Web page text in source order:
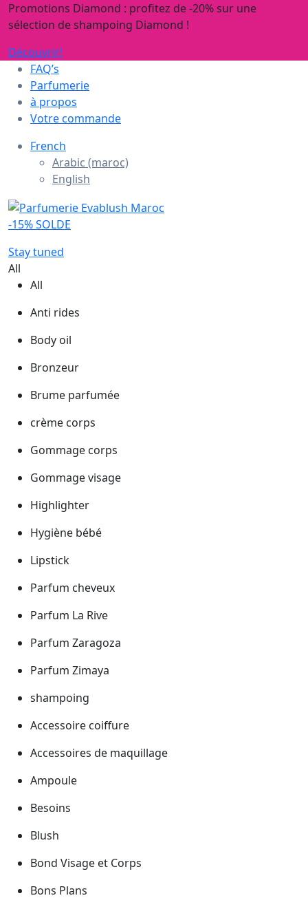
Promotions Diamond : profitez de -20% sur une
sélection de shampoing Diamond !
Découvrir!
FAQ’s
Parfumerie
à propos
Votre commande
French
Arabic (maroc)
English
-15% SOLDE
Stay tuned
All
All
Anti rides
Body oil
Bronzeur
Brume parfumée
crème corps
Gommage corps
Gommage visage
Highlighter
Hygiène bébé
Lipstick
Parfum cheveux
Parfum La Rive
Parfum Zaragoza
Parfum Zimaya
shampoing
Accessoire coiffure
Accessoires de maquillage
Ampoule
Besoins
Blush
Bond Visage et Corps
Bons Plans